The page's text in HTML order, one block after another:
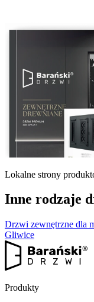
Lokalne strony
Inne rodzaje
Drzwi zewnętrzne dla
Gliwice
Produkty